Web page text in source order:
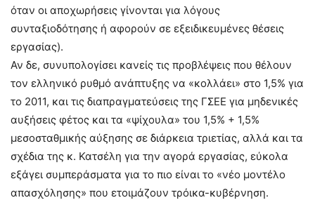
όταν οι αποχωρήσεις γίνονται για λόγους
συνταξιοδότησης ή αφορούν σε εξειδικευμένες θέσεις
εργασίας).
Αν δε, συνυπολογίσει κανείς τις προβλέψεις που θέλουν
τον ελληνικό ρυθμό ανάπτυξης να «κολλάει» στο 1,5% για
το 2011, και τις διαπραγματεύσεις της ΓΣΕΕ για μηδενικές
αυξήσεις φέτος και τα «ψίχουλα» του 1,5% + 1,5%
μεσοσταθμικής αύξησης σε διάρκεια τριετίας, αλλά και τα
σχέδια της κ. Κατσέλη για την αγορά εργασίας, εύκολα
εξάγει συμπεράσματα για το πιο είναι το «νέο μοντέλο
απασχόλησης» που ετοιμάζουν τρόικα-κυβέρνηση.